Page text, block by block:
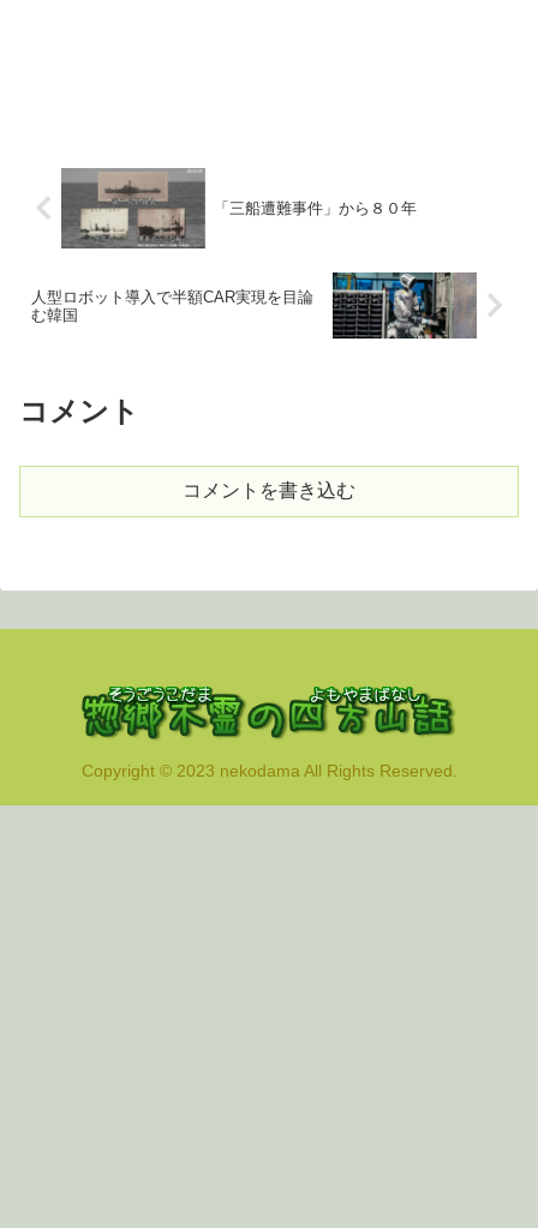
「三船遭難事件」から８０年
人型ロボット導入で半額CAR実現を目論
む韓国
コメント
コメントを書き込む
Copyright © 2023 nekodama All Rights Reserved.